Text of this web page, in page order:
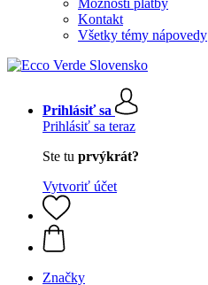
Možnosti platby
Kontakt
Všetky témy nápovedy
Prihlásiť sa
Prihlásiť sa teraz
Ste tu prvýkrát?
Vytvoriť účet
Značky